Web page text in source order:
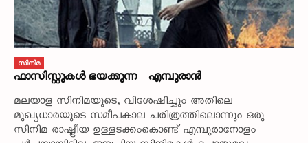
സിനിമ
ഫാസിസ്റ്റുകൾ ഭയക്കുന്ന എമ്പുരാൻ
മലയാള സിനിമയുടെ, വിശേഷിച്ചും അതിലെ
മുഖ്യധാരയുടെ സമീപകാല ചരിത്രത്തിലൊന്നും ഒരു
സിനിമ രാഷ്ട്രീയ ഉള്ളടക്കംകൊണ്ട് എമ്പുരാനോളം